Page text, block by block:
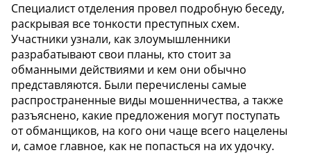
Специалист отделения провел подробную беседу,
раскрывая все тонкости преступных схем.
Участники узнали, как злоумышленники
разрабатывают свои планы, кто стоит за
обманными действиями и кем они обычно
представляются. Были перечислены самые
распространенные виды мошенничества, а также
разъяснено, какие предложения могут поступать
от обманщиков, на кого они чаще всего нацелены
и, самое главное, как не попасться на их удочку.